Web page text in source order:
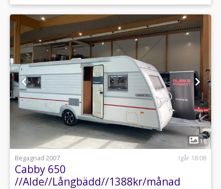
1
16
Begagnad 2007
Igår 18:08
Cabby 650
//Alde//Långbädd//1388kr/månad